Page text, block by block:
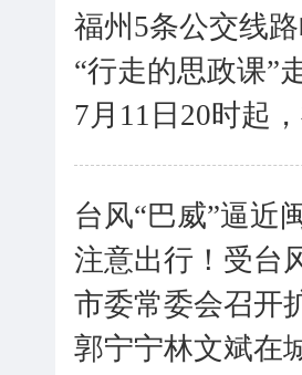
福州5条公交线
“行走的思政课”
7月11日20时起
台风“巴威”逼近
注意出行！受台
市委常委会召开
郭宁宁林文斌在